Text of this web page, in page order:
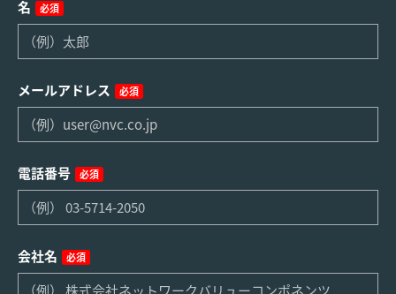
名 必須
メールアドレス 必須
電話番号 必須
会社名 必須